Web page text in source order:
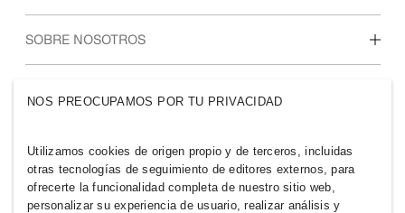
Nuestra cultura y beneficios
SOBRE NOSOTROS
Sostenibilidad
NOS PREOCUPAMOS POR TU PRIVACIDAD
Utilizamos cookies de origen propio y de terceros, incluidas
otras tecnologías de seguimiento de editores externos, para
ofrecerte la funcionalidad completa de nuestro sitio web,
personalizar su experiencia de usuario, realizar análisis y